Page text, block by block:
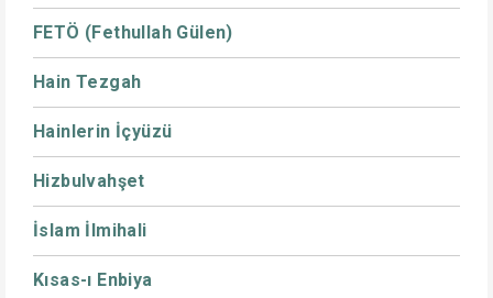
FETÖ (Fethullah Gülen)
Hain Tezgah
Hainlerin İçyüzü
Hizbulvahşet
İslam İlmihali
Kısas-ı Enbiya